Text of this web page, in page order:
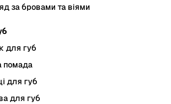
за бровами та віями
для губ
помада
для губ
для губ